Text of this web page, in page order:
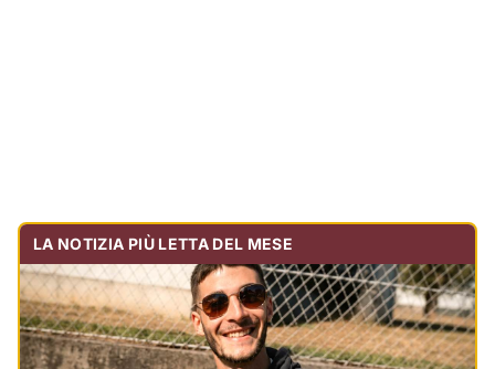
LA NOTIZIA PIÙ LETTA DEL MESE